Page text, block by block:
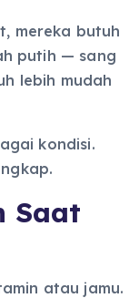
mereka butuh
putih — sang
lebih mudah
kondisi.
Saat
atau jamu.